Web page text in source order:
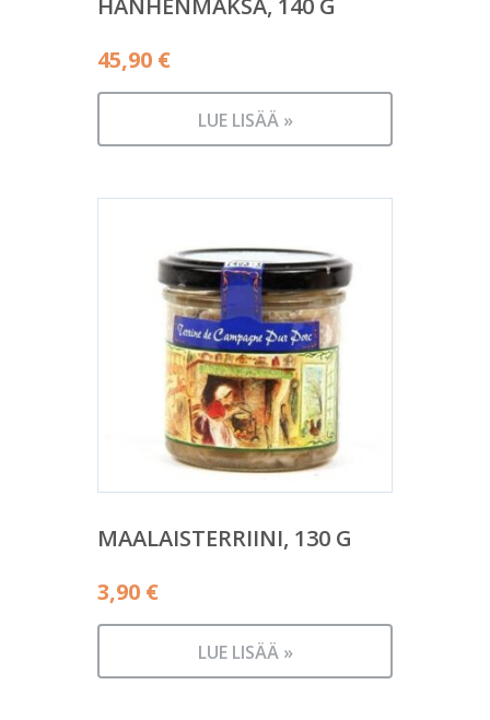
HANHENMAKSA, 140 G
45,90 €
LUE LISÄÄ »
MAALAISTERRIINI, 130 G
3,90 €
LUE LISÄÄ »